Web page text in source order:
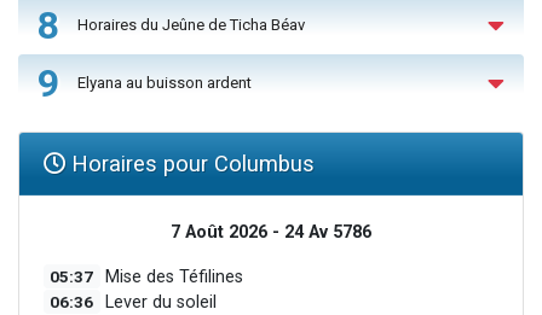
8 Horaires du Jeûne de Ticha Béav
9 Elyana au buisson ardent
Horaires pour Columbus
7 Août 2026 - 24 Av 5786
05:37 Mise des Téfilines
06:36 Lever du soleil